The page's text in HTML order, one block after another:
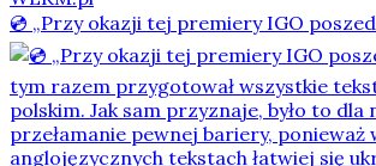
💿 „Przy okazji tej premiery IGO